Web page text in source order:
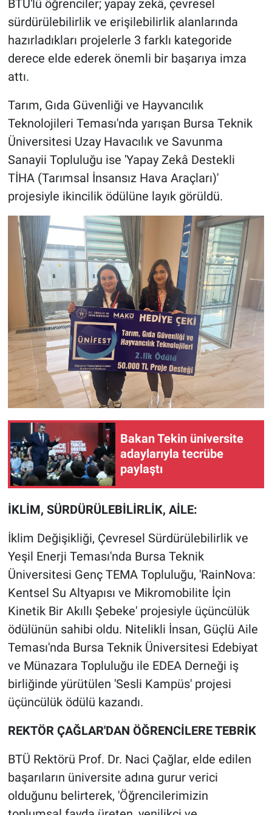
BTÜ'lü öğrenciler; yapay zekâ, çevresel
sürdürülebilirlik ve erişilebilirlik alanlarında
hazırladıkları projelerle 3 farklı kategoride
derece elde ederek önemli bir başarıya imza
attı.
Tarım, Gıda Güvenliği ve Hayvancılık
Teknolojileri Teması'nda yarışan Bursa Teknik
Üniversitesi Uzay Havacılık ve Savunma
Sanayii Topluluğu ise 'Yapay Zekâ Destekli
TİHA (Tarımsal İnsansız Hava Araçları)'
projesiyle ikincilik ödülüne layık görüldü.
Bakan Tekin üniversite
adaylarıyla tecrübe
paylaştı
İKLİM, SÜRDÜRÜLEBİLİRLİK, AİLE:
İklim Değişikliği, Çevresel Sürdürülebilirlik ve
Yeşil Enerji Teması'nda Bursa Teknik
Üniversitesi Genç TEMA Topluluğu, 'RainNova:
Kentsel Su Altyapısı ve Mikromobilite İçin
Kinetik Bir Akıllı Şebeke' projesiyle üçüncülük
ödülünün sahibi oldu. Nitelikli İnsan, Güçlü Aile
Teması'nda Bursa Teknik Üniversitesi Edebiyat
ve Münazara Topluluğu ile EDEA Derneği iş
birliğinde yürütülen 'Sesli Kampüs' projesi
üçüncülük ödülü kazandı.
REKTÖR ÇAĞLAR'DAN ÖĞRENCİLERE TEBRİK
BTÜ Rektörü Prof. Dr. Naci Çağlar, elde edilen
başarıların üniversite adına gurur verici
olduğunu belirterek, 'Öğrencilerimizin